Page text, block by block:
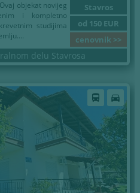
Stavros
od 150 EUR
cenovnik >>
objekat novijeg
i kompletno
studijima
delu Stavrosa
directions_bus directions_car